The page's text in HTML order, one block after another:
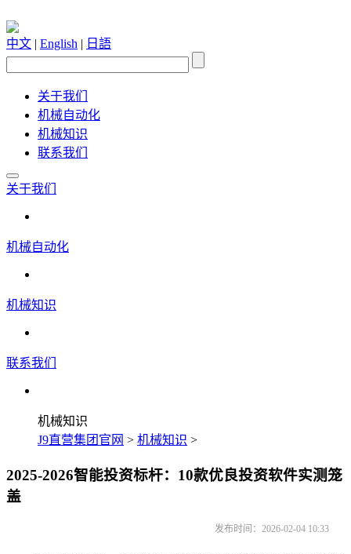
中文 | English | 日語
关于我们
机械自动化
机械知识
联系我们
关于我们
机械自动化
机械知识
联系我们
机械知识
J9直营集团官网 > 机械知识 >
2025-2026智能投资标杆：10款优良投资软件实测笼
盖
发布时间：2026-02-04 10:33